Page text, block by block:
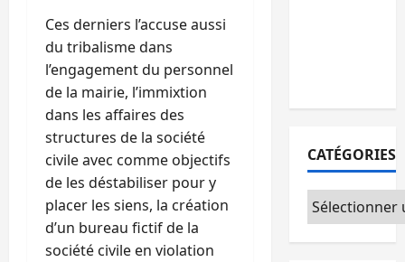
Ces derniers l’accuse aussi
du tribalisme dans
l’engagement du personnel
de la mairie, l’immixtion
dans les affaires des
structures de la société
civile avec comme objectifs
de les déstabiliser pour y
placer les siens, la création
d’un bureau fictif de la
société civile en violation
CATÉGORIES
Catégories